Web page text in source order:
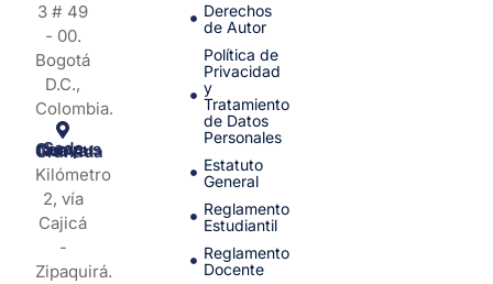
3 # 49
- 00.
Bogotá
D.C.,
Colombia.
Sede Campus Nueva Granada
Kilómetro
2, vía
Cajicá
-
Zipaquirá.
Derechos
de Autor
Política de
Privacidad
y
Tratamiento
de Datos
Personales
Estatuto
General
Reglamento
Estudiantil
Reglamento
Docente